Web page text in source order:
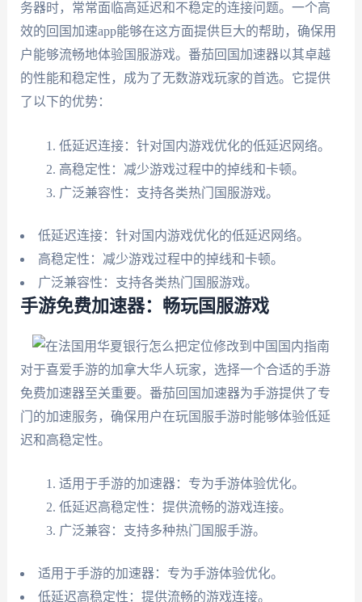
务器时，常常面临高延迟和不稳定的连接问题。一个高
效的回国加速app能够在这方面提供巨大的帮助，确保用
户能够流畅地体验国服游戏。番茄回国加速器以其卓越
的性能和稳定性，成为了无数游戏玩家的首选。它提供
了以下的优势：
低延迟连接：针对国内游戏优化的低延迟网络。
高稳定性：减少游戏过程中的掉线和卡顿。
广泛兼容性：支持各类热门国服游戏。
低延迟连接：针对国内游戏优化的低延迟网络。
高稳定性：减少游戏过程中的掉线和卡顿。
广泛兼容性：支持各类热门国服游戏。
手游免费加速器：畅玩国服游戏
对于喜爱手游的加拿大华人玩家，选择一个合适的手游
免费加速器至关重要。番茄回国加速器为手游提供了专
门的加速服务，确保用户在玩国服手游时能够体验低延
迟和高稳定性。
适用于手游的加速器：专为手游体验优化。
低延迟高稳定性：提供流畅的游戏连接。
广泛兼容：支持多种热门国服手游。
适用于手游的加速器：专为手游体验优化。
低延迟高稳定性：提供流畅的游戏连接。